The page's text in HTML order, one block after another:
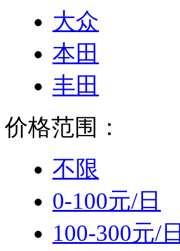
大众
本田
丰田
价格范围：
不限
0-100元/日
100-300元/日